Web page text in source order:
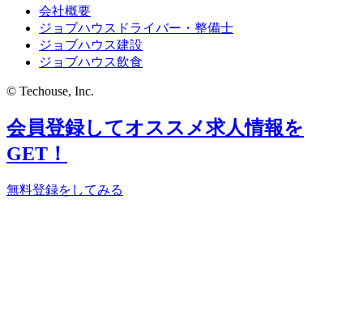
会社概要
ジョブハウスドライバー・整備士
ジョブハウス建設
ジョブハウス飲食
© Techouse, Inc.
会員登録してオススメ求人情報を
GET！
無料登録をしてみる